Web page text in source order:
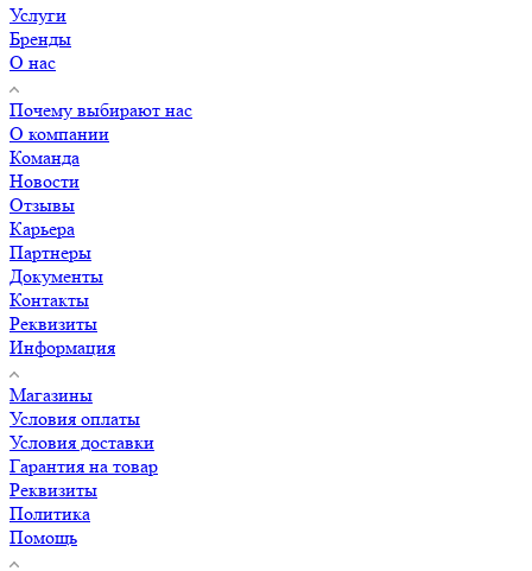
Услуги
Бренды
О нас
Почему выбирают нас
О компании
Команда
Новости
Отзывы
Карьера
Партнеры
Документы
Контакты
Реквизиты
Информация
Магазины
Условия оплаты
Условия доставки
Гарантия на товар
Реквизиты
Политика
Помощь